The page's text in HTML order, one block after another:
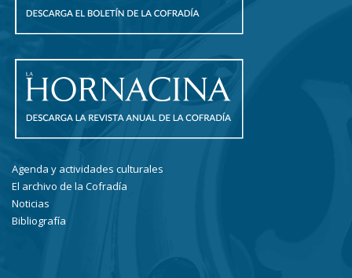
Agenda y actividades culturales
El archivo de la Cofradía
Noticias
Bibliografía